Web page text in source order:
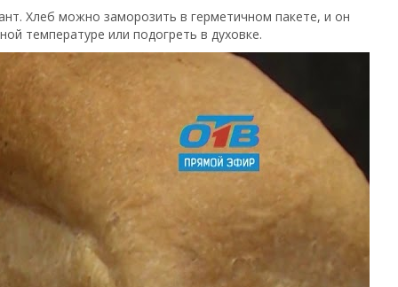
Хлеб можно заморозить в герметичном пакете, и он
температуре или подогреть в духовке.